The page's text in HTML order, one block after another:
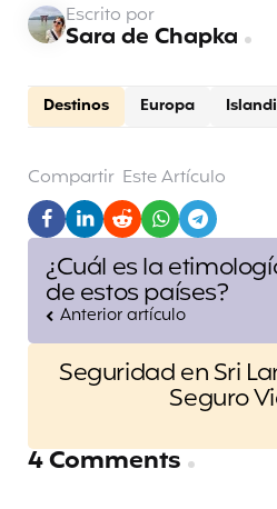
Destinos Europa
Escrito por
Sara de Chapka
Compartir Este Artículo
Post
navigation
¿Cuál es la
de estos países?
Anterior artículo
Seguridad en Sri
Seguro
4 Comments